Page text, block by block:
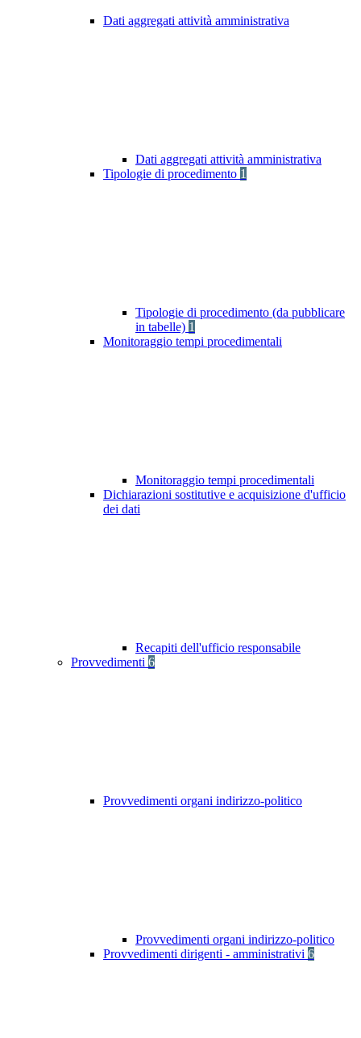
Dati aggregati attività amministrativa
Dati aggregati attività amministrativa
Tipologie di procedimento 1
Tipologie di procedimento (da pubblicare
in tabelle) 1
Monitoraggio tempi procedimentali
Monitoraggio tempi procedimentali
Dichiarazioni sostitutive e acquisizione d'ufficio
dei dati
Recapiti dell'ufficio responsabile
Provvedimenti 6
Provvedimenti organi indirizzo-politico
Provvedimenti organi indirizzo-politico
Provvedimenti dirigenti - amministrativi 6